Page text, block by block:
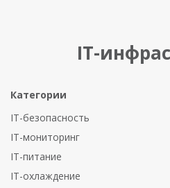
IT-
Категории
IT-безопасность
IT-мониторинг
IT-питание
IT-охлаждение